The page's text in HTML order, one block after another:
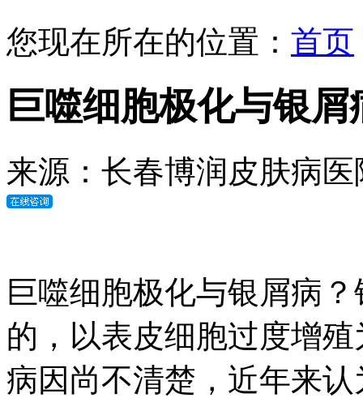
您现在所在的位置： 首页
巨噬细胞极化与银屑
来源：长春博润皮肤病医
巨噬细胞极化与银屑病
的，以表皮细胞过度增
病因尚不清楚，近年来